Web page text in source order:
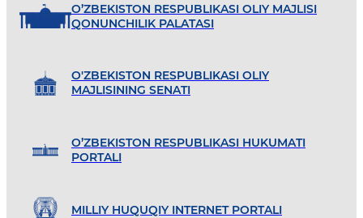
O’ZBEKISTON RESPUBLIKASI OLIY MAJLISI
QONUNCHILIK PALATASI
O'ZBEKISTON RESPUBLIKASI OLIY
MAJLISINING SENATI
O’ZBEKISTON RESPUBLIKASI HUKUMATI
PORTALI
MILLIY HUQUQIY INTERNET PORTALI